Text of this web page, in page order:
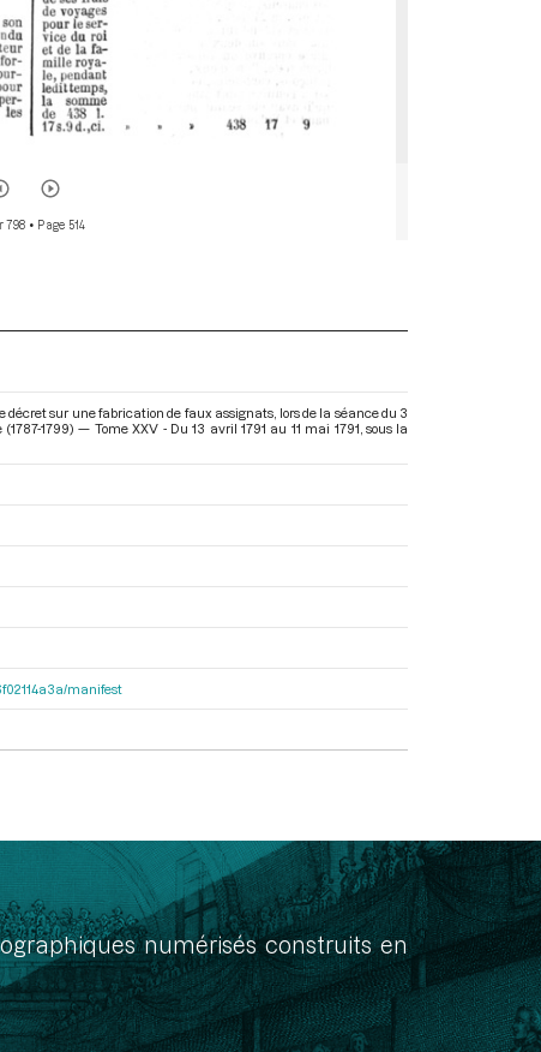
798 • Page 514
sur une fabrication de faux assignats, lors de la séance du 3
1799) — Tome XXV - Du 13 avril 1791 au 11 mai 1791 , sous la
manifest
numérisés construits en